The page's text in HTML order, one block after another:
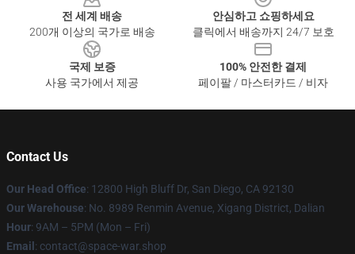
전 세계 배송
200개 이상의 국가로 배송
안심하고 쇼핑하세요
클릭에서 배송까지 24/7 보호
국제 보증
사용 국가에서 제공
100% 안전한 결제
페이팔 / 마스터카드 / 비자
Contact Us
Our Head Office: 12800 High Bluff Dr, San Diego, CA 92130
Our Warehouse: No. 8989 Renmin Avenue, Xigang District, Dalian
Hour: 9AM – 5PM (Mon – Fri)
Email : contact@space-war.shop